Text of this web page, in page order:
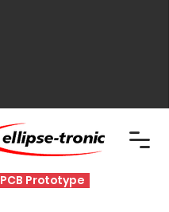
PCB Prototype